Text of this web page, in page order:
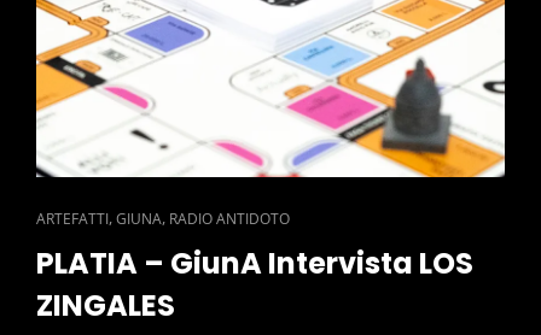
CAT
LINKS
ARTEFATTI,GIUNA, RADIO ANTIDOTO
PLATIA – GiunA Intervista LOS
ZINGALES